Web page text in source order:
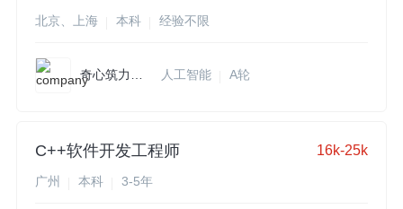
北京、上海 本科 经验不限
人工智能 A轮
C++软件开发工程师 16k-25k
广州 本科 3-5年